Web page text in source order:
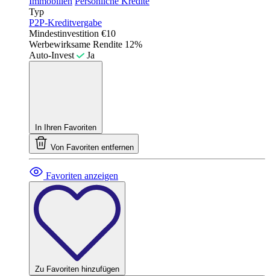
Typ
P2P-Kreditvergabe
Mindestinvestition €10
Werbewirksame Rendite 12%
Auto-Invest
Ja
In Ihren Favoriten
Von Favoriten entfernen
Favoriten anzeigen
Zu Favoriten hinzufügen